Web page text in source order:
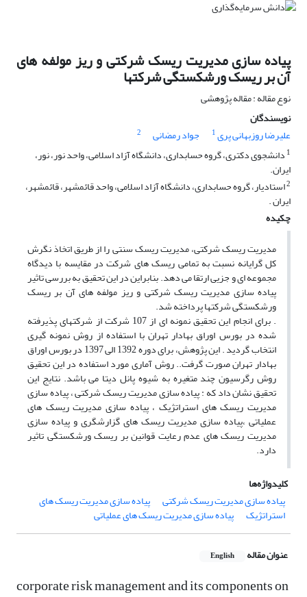
پیاده سازی مدیریت ریسک شرکتی و ریز مولفه های
آن بر ریسک ورشکستگی شرکتها
نوع مقاله : مقاله پژوهشی
نویسندگان
علیرضا روزبهانی پری1 جواد رمضانی
2
1 دانشجوی دکتری، گروه حسابداری، دانشگاه آزاد اسلامی، واحد نور، نور،
ایران.
2استادیار، گروه حسابداری، دانشگاه آزاد اسلامی، واحد قائمشهر، قائمشهر،
ایران .
چکیده
مدیریت ریسک شرکتی، مدیریت ریسک سنتی را از طریق اتخاذ نگرش
کل گرایانه نسبت به تمامی ریسک های شرکت در مقایسه با دیدگاه
مجموعه ای و جزیی ارتقا می دهد. بنابراین در این تحقیق به بررسی تاثیر
پیاده سازی مدیریت ریسک شرکتی و ریز مولفه های آن بر ریسک
ورشکستگی شرکتها پرداخته شد.
. برای انجام این تحقیق نمونه ای از 107 شرکت از شرکتهای پذیرفته
شده در بورس اوراق بهادار تهران با استفاده از روش نمونه گیری
انتخاب گردید . این پژوهش، برای دوره 1392 الی 1397 در بورس اوراق
بهادار تهران صورت گرفت.. روش آماری مورد استفاده در این تحقیق
روش رگرسیون چند متغیره به شیوه پانل دیتا می باشد. نتایج این
تحقیق نشان داد که : پیاده سازی مدیریت ریسک شرکتی ، پیاده سازی
مدیریت ریسک های استراتژیک ، پیاده سازی مدیریت ریسک های
عملیاتی ،پیاده سازی مدیریت ریسک های گزارشگری و پیاده سازی
مدیریت ریسک های عدم رعایت قوانین بر ریسک ورشکستگی تاثیر
دارد.
کلیدواژه‌ها
پیاده سازی مدیریت ریسک شرکتی
پیاده سازی مدیریت ریسک های
استراتژیک پیاده سازی مدیریت ریسک های عملیاتی
عنوان مقاله English
corporate risk management and its components on